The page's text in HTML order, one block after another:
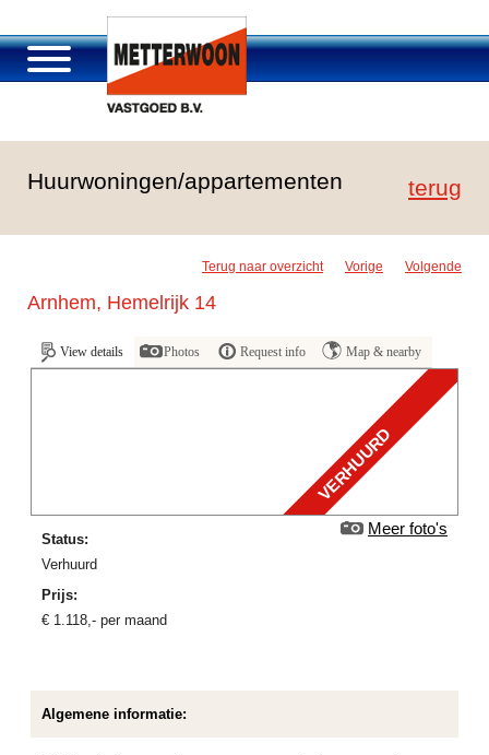
Portfolio
Huurwoningen/appartementen terug
Terug naar overzicht Vorige Volgende
Arnhem, Hemelrijk 14
View details Photos Request info Map & nearby
VERHUURD
Meer foto's
Status:
verhuurd
Prijs:
€ 1.118,- per maand
Algemene informatie: